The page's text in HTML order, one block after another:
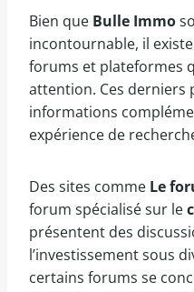
Bien que Bulle Immo
incontournable, il
forums et plateformes
attention. Ces derniers
informations
expérience de
Des sites comme Le
forum spécialisé sur le
présentent des
l’investissement sous
certains forums se